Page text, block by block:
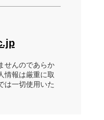
せんのであらか
情報は厳重に取
は一切使用いた